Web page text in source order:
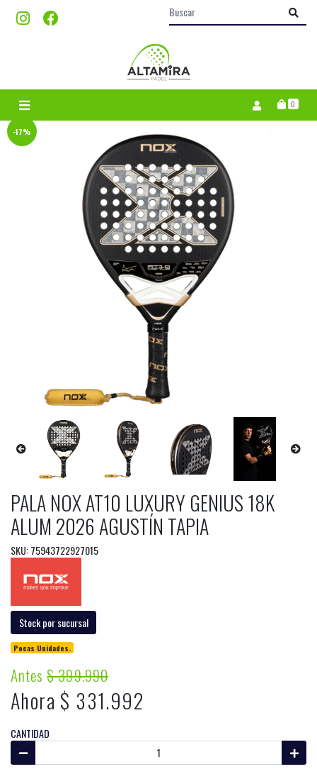
0
-17%
PALA NOX AT10 LUXURY GENIUS 18K
ALUM 2026 AGUSTÍN TAPIA
SKU: 75943722927015
Stock por sucursal
Pocas Unidades.
Antes$ 399.990
Ahora $ 331.992
CANTIDAD